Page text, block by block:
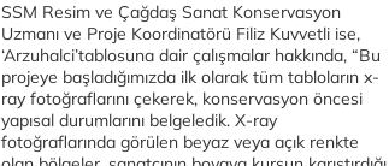
SSM Resim ve Çağdaş Sanat Konservasyon
Uzmanı ve Proje Koordinatörü Filiz Kuvvetli ise,
‘Arzuhalci’tablosuna dair çalışmalar hakkında, “Bu
projeye başladığımızda ilk olarak tüm tabloların x-
ray fotoğraflarını çekerek, konservasyon öncesi
yapısal durumlarını belgeledik. X-ray
fotoğraflarında görülen beyaz veya açık renkte